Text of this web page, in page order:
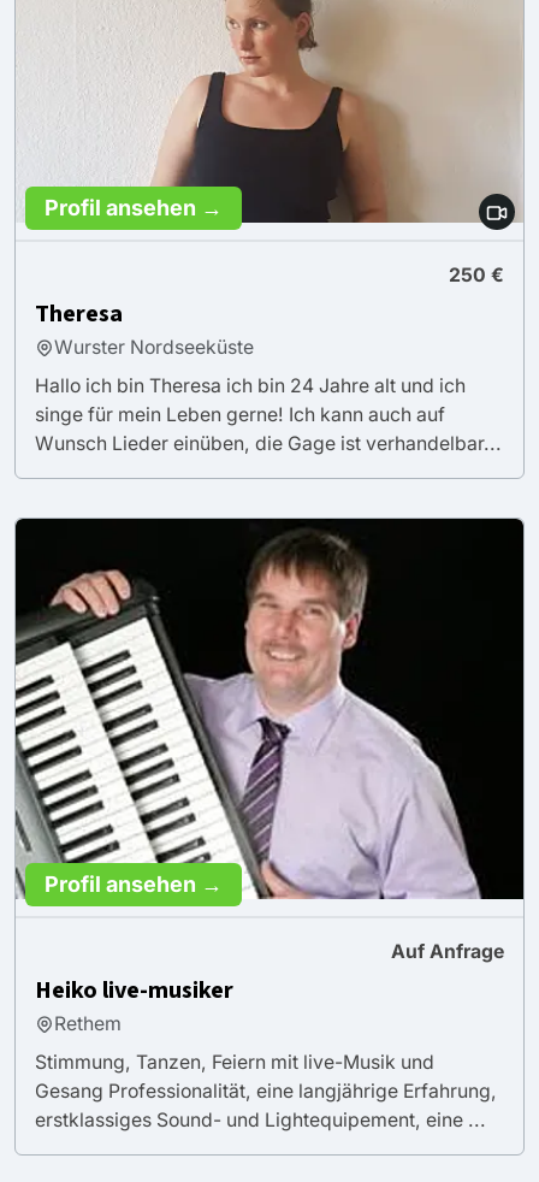
Profil ansehen →
250 €
Theresa
Wurster Nordseeküste
Hallo ich bin Theresa ich bin 24 Jahre alt und ich
singe für mein Leben gerne! Ich kann auch auf
Wunsch Lieder einüben, die Gage ist verhandelbar...
Profil ansehen →
Auf Anfrage
Heiko live-musiker
Rethem
Stimmung, Tanzen, Feiern mit live-Musik und
Gesang Professionalität, eine langjährige Erfahrung,
erstklassiges Sound- und Lightequipement, eine ...